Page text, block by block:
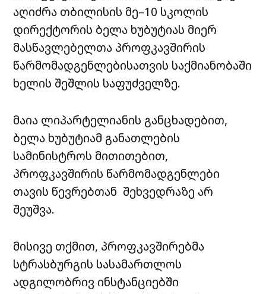
აღიძრა თბილისის მე–10 სკოლის
დირექტორის ბელა ხუბუტიას მიერ
მასწავლებელთა პროფკავშირის
წარმომადგენლებისათვის საქმიანობაში
ხელის შეშლის საფუძველზე.
მაია ლიპარტელიანის განცხადებით,
ბელა ხუბუტიამ განათლების
სამინისტროს მითითებით,
პროფკავშირის წარმომადგენლები
თავის წევრებთან შეხვედრაზე არ
შეუშვა.
მისივე თქმით, პროფკავშირებმა
სტრასბურგის სასამართლოს
ადგილობრივ ინსტანციებში